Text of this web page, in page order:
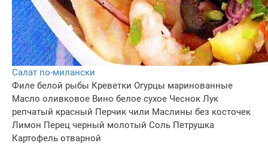
Салат по-милански
Филе белой рыбы Креветки Огурцы маринованные
Масло оливковое Вино белое сухое Чеснок Лук
репчатый красный Перчик чили Маслины без косточек
Лимон Перец черный молотый Соль Петрушка
Картофель отварной